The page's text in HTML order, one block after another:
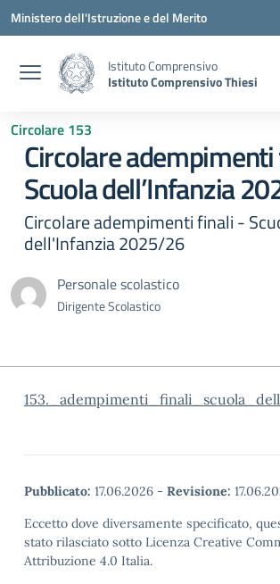
Vai ai contenuti
Vai al menu di navigazione
Vai al footer
Ministero dell'Istruzione e del Merito
Istituto Comprensivo
Istituto Comprensivo Thiesi
Circolare 153
Circolare
Scuola dell’Infanzia
Circolare adempimenti finali -
dell'Infanzia 2025/26
Personale scolastico
Dirigente Scolastico
Pubblicato: 17.06.2026 - Revisione:
Eccetto dove diversamente specificato,
stato rilasciato sotto Licenza Creative
Attribuzione 4.0 Italia.